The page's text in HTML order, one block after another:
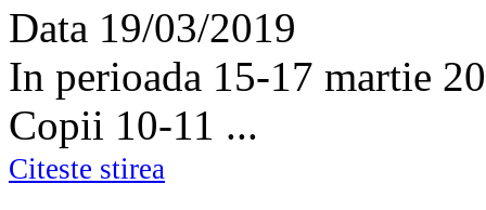
Data 19/03/2019
In perioada 15-17 martie
Copii 10-11 ...
Citeste stirea